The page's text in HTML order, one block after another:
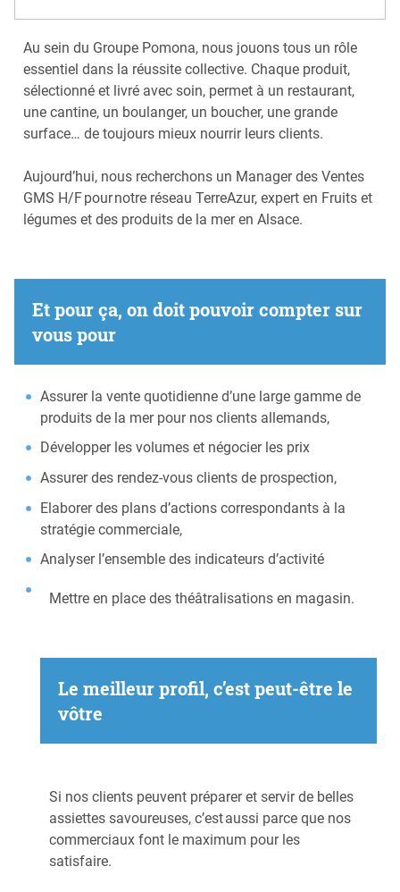
Au sein du Groupe Pomona, nous jouons tous un rôle
essentiel dans la réussite collective. Chaque produit,
sélectionné et livré avec soin, permet à un restaurant,
une cantine, un boulanger, un boucher, une grande
surface… de toujours mieux nourrir leurs clients. ​
Aujourd’hui, nous recherchons un Manager des Ventes
GMS H/F pour notre réseau TerreAzur, expert en Fruits et
légumes et des produits de la mer en Alsace. ​
Et pour ça, on doit pouvoir compter sur
vous pour
Assurer la vente quotidienne d’une large gamme de
produits de la mer pour nos clients allemands,
Développer les volumes et négocier les prix
Assurer des rendez-vous clients de prospection,
Elaborer des plans d’actions correspondants à la
stratégie commerciale,
Analyser l’ensemble des indicateurs d’activité
Mettre en place des théâtralisations en magasin.
Le meilleur profil, c’est peut-être le
vôtre ​
Si nos clients peuvent préparer et servir de belles
assiettes savoureuses, c’est aussi parce que nos
commerciaux font le maximum pour les
satisfaire. ​